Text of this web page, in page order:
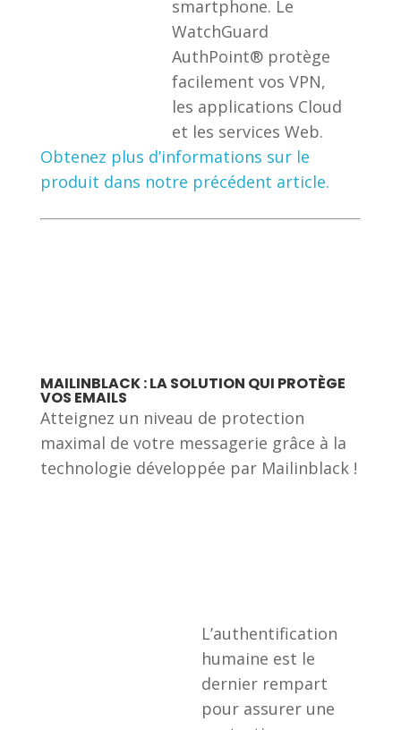
smartphone. Le
WatchGuard
AuthPoint® protège
facilement vos VPN,
les applications Cloud
et les services Web.
Obtenez plus d’informations sur le
produit dans notre précédent article.
L’authentification
humaine est le
dernier rempart
repose sur le
principe
d’authentification
humaine des